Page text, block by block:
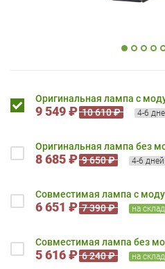
Оригинальная лампа с
9 549 ₽ 10 610 ₽ 4-6
Оригинальная лампа без
8 685 ₽ 9 650 ₽ 4-6 дней
Совместимая лампа с
6 651 ₽ 7 390 ₽ на
Совместимая лампа без
5 616 ₽ 6 240 ₽ на